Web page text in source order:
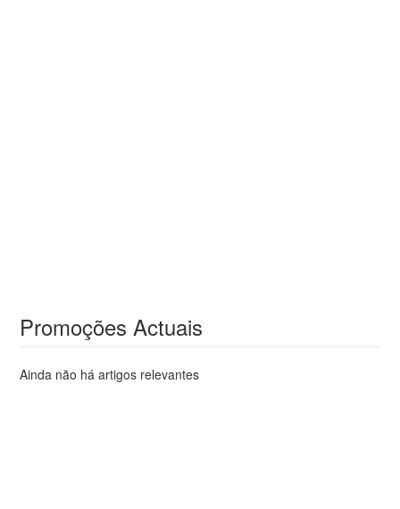
Promoções Actuais
Ainda não há artigos relevantes